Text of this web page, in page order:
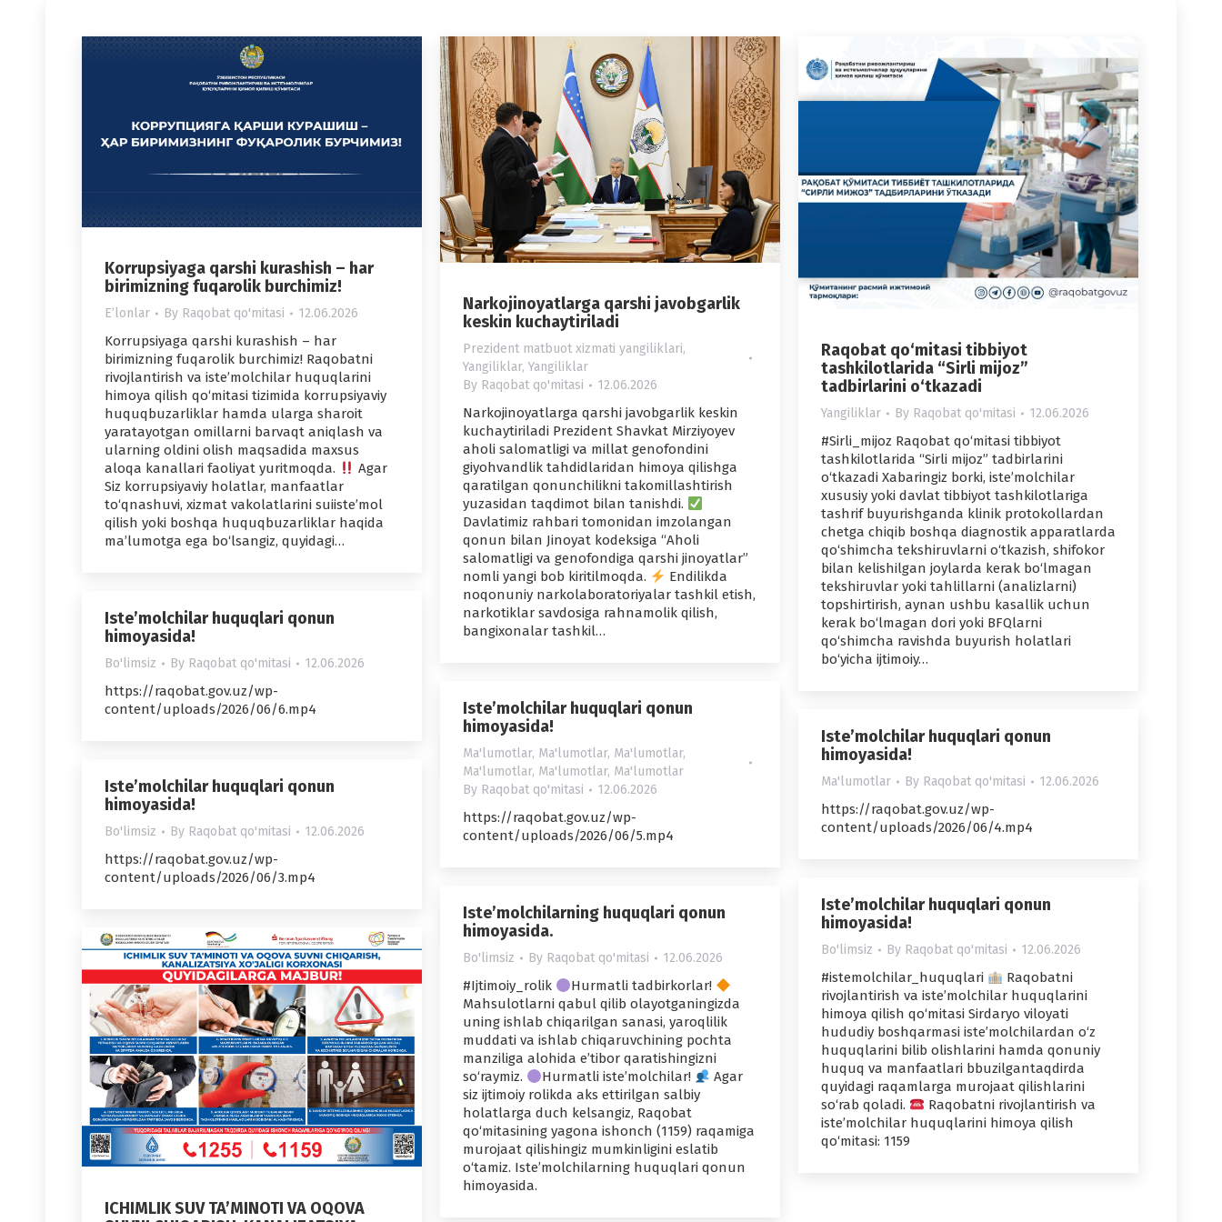
Korrupsiyaga qarshi kurashish – har
birimizning fuqarolik burchimiz!
Eʼlonlar By Raqobat qo'mitasi 12.06.2026
Korrupsiyaga qarshi kurashish – har
birimizning fuqarolik burchimiz! Raqobatni
rivojlantirish va iste’molchilar huquqlarini
himoya qilish qo‘mitasi tizimida korrupsiyaviy
huquqbuzarliklar hamda ularga sharoit
yaratayotgan omillarni barvaqt aniqlash va
ularning oldini olish maqsadida maxsus
aloqa kanallari faoliyat yuritmoqda.
Agar
Siz korrupsiyaviy holatlar, manfaatlar
to‘qnashuvi, xizmat vakolatlarini suiiste’mol
qilish yoki boshqa huquqbuzarliklar haqida
ma’lumotga ega bo‘lsangiz, quyidagi…
Narkojinoyatlarga qarshi javobgarlik
keskin kuchaytiriladi
Prezident matbuot xizmati yangiliklari,
Yangiliklar, Yangiliklar
By Raqobat qo'mitasi 12.06.2026
Narkojinoyatlarga qarshi javobgarlik keskin
kuchaytiriladi Prezident Shavkat Mirziyoyev
aholi salomatligi va millat genofondini
giyohvandlik tahdidlaridan himoya qilishga
qaratilgan qonunchilikni takomillashtirish
yuzasidan taqdimot bilan tanishdi.
Davlatimiz rahbari tomonidan imzolangan
qonun bilan Jinoyat kodeksiga “Aholi
salomatligi va genofondiga qarshi jinoyatlar”
nomli yangi bob kiritilmoqda.
Endilikda
noqonuniy narkolaboratoriyalar tashkil etish,
narkotiklar savdosiga rahnamolik qilish,
bangixonalar tashkil…
Raqobat qo‘mitasi tibbiyot
tashkilotlarida “Sirli mijoz”
tadbirlarini o‘tkazadi
Yangiliklar By Raqobat qo'mitasi 12.06.2026
#Sirli_mijoz Raqobat qo‘mitasi tibbiyot
tashkilotlarida “Sirli mijoz” tadbirlarini
o‘tkazadi Xabaringiz borki, iste’molchilar
xususiy yoki davlat tibbiyot tashkilotlariga
tashrif buyurishganda klinik protokollardan
chetga chiqib boshqa diagnostik apparatlarda
qo‘shimcha tekshiruvlarni o‘tkazish, shifokor
bilan kelishilgan joylarda kerak bo‘lmagan
tekshiruvlar yoki tahlillarni (analizlarni)
topshirtirish, aynan ushbu kasallik uchun
kerak bo‘lmagan dori yoki BFQlarni
qo‘shimcha ravishda buyurish holatlari
bo‘yicha ijtimoiy…
Iste’molchilar huquqlari qonun
himoyasida!
Bo'limsiz By Raqobat qo'mitasi 12.06.2026
https://raqobat.gov.uz/wp-
content/uploads/2026/06/6.mp4
Iste’molchilar huquqlari qonun
himoyasida!
Ma'lumotlar, Ma'lumotlar, Ma'lumotlar,
Ma'lumotlar, Ma'lumotlar, Ma'lumotlar
By Raqobat qo'mitasi 12.06.2026
https://raqobat.gov.uz/wp-
content/uploads/2026/06/5.mp4
Iste’molchilar huquqlari qonun
himoyasida!
Ma'lumotlar By Raqobat qo'mitasi 12.06.2026
https://raqobat.gov.uz/wp-
content/uploads/2026/06/4.mp4
Iste’molchilar huquqlari qonun
himoyasida!
Bo'limsiz By Raqobat qo'mitasi 12.06.2026
https://raqobat.gov.uz/wp-
content/uploads/2026/06/3.mp4
Iste’molchilar huquqlari qonun
himoyasida!
Bo'limsiz By Raqobat qo'mitasi 12.06.2026
#istemolchilar_huquqlari
Raqobatni
rivojlantirish va iste’molchilar huquqlarini
himoya qilish qo‘mitasi Sirdaryo viloyati
hududiy boshqarmasi iste’molchilardan o‘z
huquqlarini bilib olishlarini hamda qonuniy
huquq va manfaatlari bbuzilgantaqdirda
quyidagi raqamlarga murojaat qilishlarini
so‘rab qoladi.
Raqobatni rivojlantirish va
iste’molchilar huquqlarini himoya qilish
qo‘mitasi: 1159
Iste’molchilarning huquqlari qonun
himoyasida.
Bo'limsiz By Raqobat qo'mitasi 12.06.2026
#Ijtimoiy_rolik
Hurmatli tadbirkorlar!
Mahsulotlarni qabul qilib olayotganingizda
uning ishlab chiqarilgan sanasi, yaroqlilik
muddati va ishlab chiqaruvchining pochta
manziliga alohida e’tibor qaratishingizni
so‘raymiz.
Hurmatli iste’molchilar!
Agar
siz ijtimoiy rolikda aks ettirilgan salbiy
holatlarga duch kelsangiz, Raqobat
qo‘mitasining yagona ishonch (1159) raqamiga
murojaat qilishingiz mumkinligini eslatib
o‘tamiz. Iste’molchilarning huquqlari qonun
himoyasida.
ICHIMLIK SUV TA’MINOTI VA OQOVA